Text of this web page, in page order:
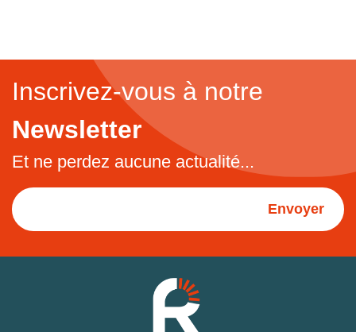
Inscrivez-vous à notre
Newsletter
Et ne perdez aucune actualité...
Envoyer